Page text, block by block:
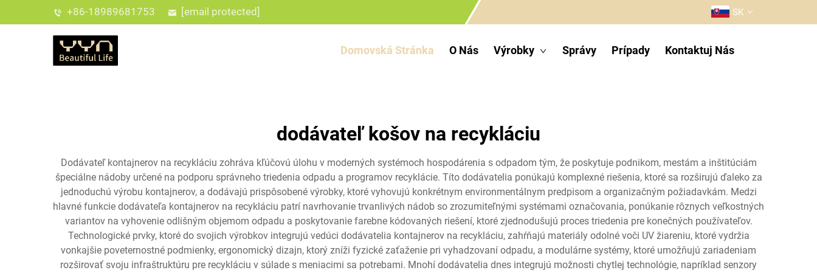
+86-18989681753 [email protected] SK
Domovská Stránka O Nás Výrobky Správy Prípady Kontaktuj Nás
dodávateľ košov na recykláciu
Dodávateľ kontajnerov na recykláciu zohráva kľúčovú úlohu v moderných systémoch hospodárenia s odpadom tým, že poskytuje podnikom, mestám a inštitúciám
špeciálne nádoby určené na podporu správneho triedenia odpadu a programov recyklácie. Títo dodávatelia ponúkajú komplexné riešenia, ktoré sa rozširujú ďaleko za
jednoduchú výrobu kontajnerov, a dodávajú prispôsobené výrobky, ktoré vyhovujú konkrétnym environmentálnym predpisom a organizačným požiadavkám. Medzi
hlavné funkcie dodávateľa kontajnerov na recykláciu patrí navrhovanie trvanlivých nádob so zrozumiteľnými systémami označovania, ponúkanie rôznych veľkostných
variantov na vyhovenie odlišným objemom odpadu a poskytovanie farebne kódovaných riešení, ktoré zjednodušujú proces triedenia pre konečných používateľov.
Technologické prvky, ktoré do svojich výrobkov integrujú vedúci dodávatelia kontajnerov na recykláciu, zahŕňajú materiály odolné voči UV žiareniu, ktoré vydržia
vonkajšie poveternostné podmienky, ergonomický dizajn, ktorý zníži fyzické zaťaženie pri vyhadzovaní odpadu, a modulárne systémy, ktoré umožňujú zariadeniam
rozširovať svoju infraštruktúru pre recykláciu v súlade s meniacimi sa potrebami. Mnohí dodávatelia dnes integrujú možnosti chytlej technológie, napríklad senzory